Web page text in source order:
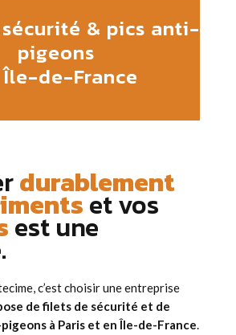
& pics anti-
pigeons
de-France
durablement
et vos
est une
c’est choisir une entreprise
de filets de sécurité et de
à Paris et en Île-de-France.